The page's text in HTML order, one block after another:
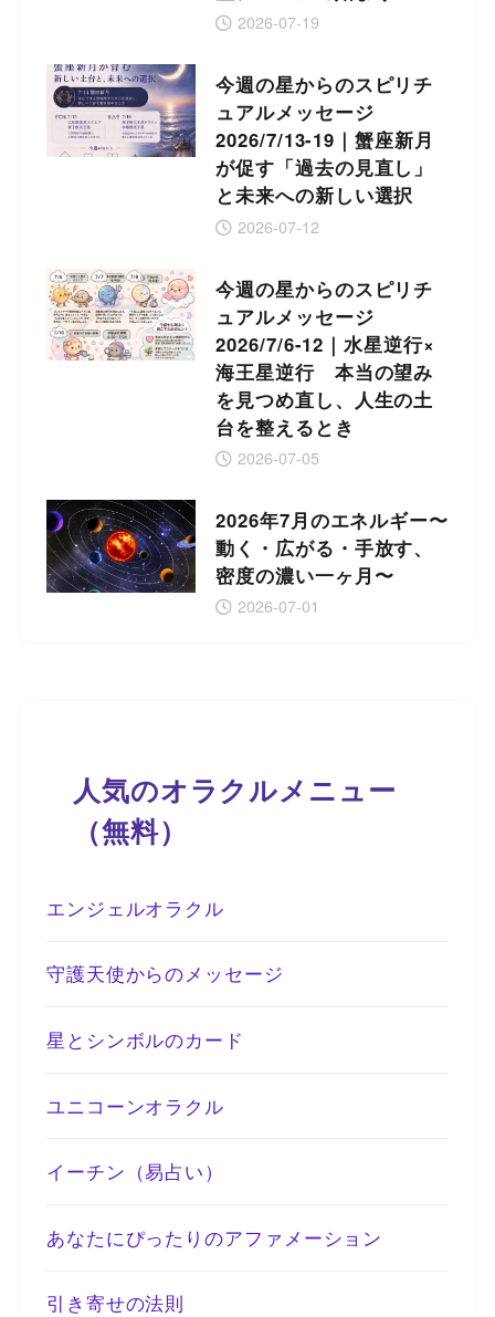
2026-07-19
今週の星からのスピリチ
ュアルメッセージ
2026/7/13-19｜蟹座新月
が促す「過去の見直し」
と未来への新しい選択
2026-07-12
今週の星からのスピリチ
ュアルメッセージ
2026/7/6-12｜水星逆行×
海王星逆行 本当の望み
を見つめ直し、人生の土
台を整えるとき
2026-07-05
2026年7月のエネルギー〜
動く・広がる・手放す、
密度の濃い一ヶ月〜
2026-07-01
人気のオラクルメニュー
（無料）
エンジェルオラクル
守護天使からのメッセージ
星とシンボルのカード
ユニコーンオラクル
イーチン（易占い）
あなたにぴったりのアファメーション
引き寄せの法則